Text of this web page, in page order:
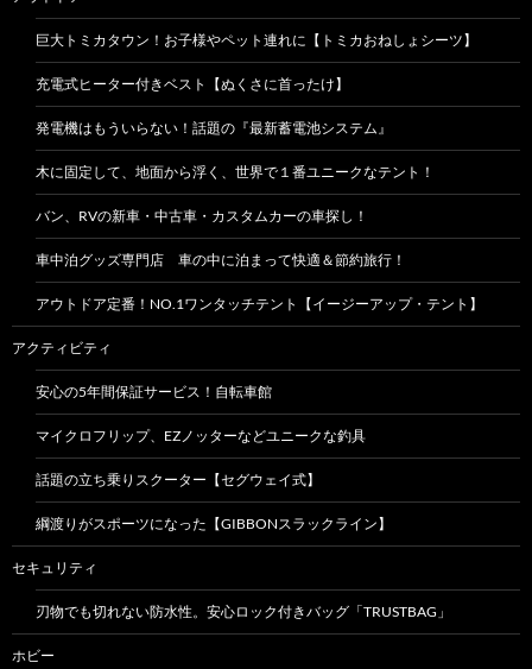
巨大トミカタウン！お子様やペット連れに【トミカおねしょシーツ】
充電式ヒーター付きベスト【ぬくさに首ったけ】
発電機はもういらない！話題の『最新蓄電池システム』
木に固定して、地面から浮く、世界で１番ユニークなテント！
バン、RVの新車・中古車・カスタムカーの車探し！
車中泊グッズ専門店 車の中に泊まって快適＆節約旅行！
アウトドア定番！NO.1ワンタッチテント【イージーアップ・テント】
アクティビティ
安心の5年間保証サービス！自転車館
マイクロフリップ、EZノッターなどユニークな釣具
話題の立ち乗りスクーター【セグウェイ式】
綱渡りがスポーツになった【GIBBONスラックライン】
セキュリティ
刃物でも切れない防水性。安心ロック付きバッグ「TRUSTBAG」
ホビー